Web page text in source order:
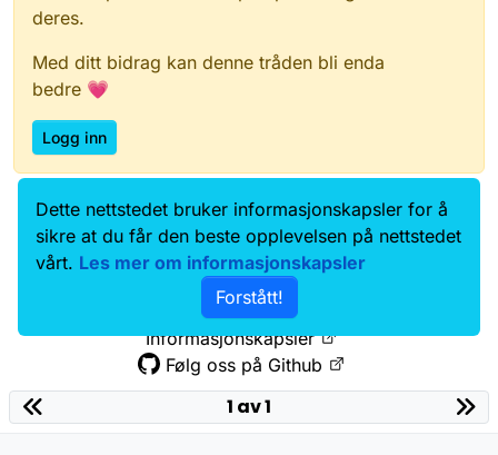
deres.
Med ditt bidrag kan denne tråden bli enda
bedre 💗
Logg inn
Data.norge.no
Kontakt oss
Samtykke og brukervilkår
Tilgjengelighetserklæring
Personvernerklæring
Informasjonskapsler
Følg oss på Github
1 av 1
Dette nettstedet bruker informasjonskapsler for å
sikre at du får den beste opplevelsen på nettstedet
vårt. Les mer om informasjonskapsler
Forstått!